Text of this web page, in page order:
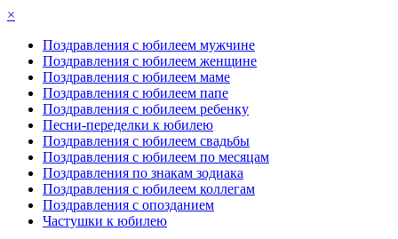
×
Поздравления с юбилеем мужчине
Поздравления с юбилеем женщине
Поздравления с юбилеем маме
Поздравления с юбилеем папе
Поздравления с юбилеем ребенку
Песни-переделки к юбилею
Поздравления с юбилеем свадьбы
Поздравления с юбилеем по месяцам
Поздравления по знакам зодиака
Поздравления с юбилеем коллегам
Поздравления с опозданием
Частушки к юбилею